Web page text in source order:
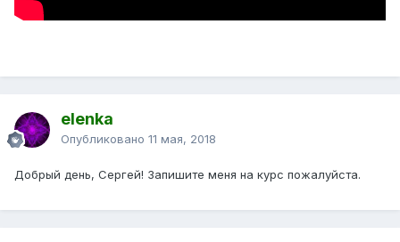
elenka
Опубликовано 11 мая, 2018
Добрый день, Сергей! Запишите меня на курс пожалуйста.